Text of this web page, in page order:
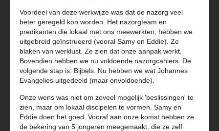
Voordeel van deze werkwijze was dat de nazorg veel
beter geregeld kon worden. Het nazorgteam en
predikanten die lokaal met ons meewerkten, hebben we
uitgebreid geïnstrueerd (vooral Samy en Eddie). Ze
blaken van werklust. Ze zien dat onze aanpak werkt.
Bovendien hebben we nu voldoende nazorgcahiers. De
volgende stap is: Bijbels. Nu hebben we wat Johannes
Evangelies uitgedeeld (maar onvoldoende).
Onze wens was niet om zoveel mogelijk 'beslissingen' te
zien, maar om lokaal discipelen te vormen. Samy en
Eddie doen het goed. Vooraf aan onze komst hebben ze
de bekering van 5 jongeren meegemaakt, die ze zelf